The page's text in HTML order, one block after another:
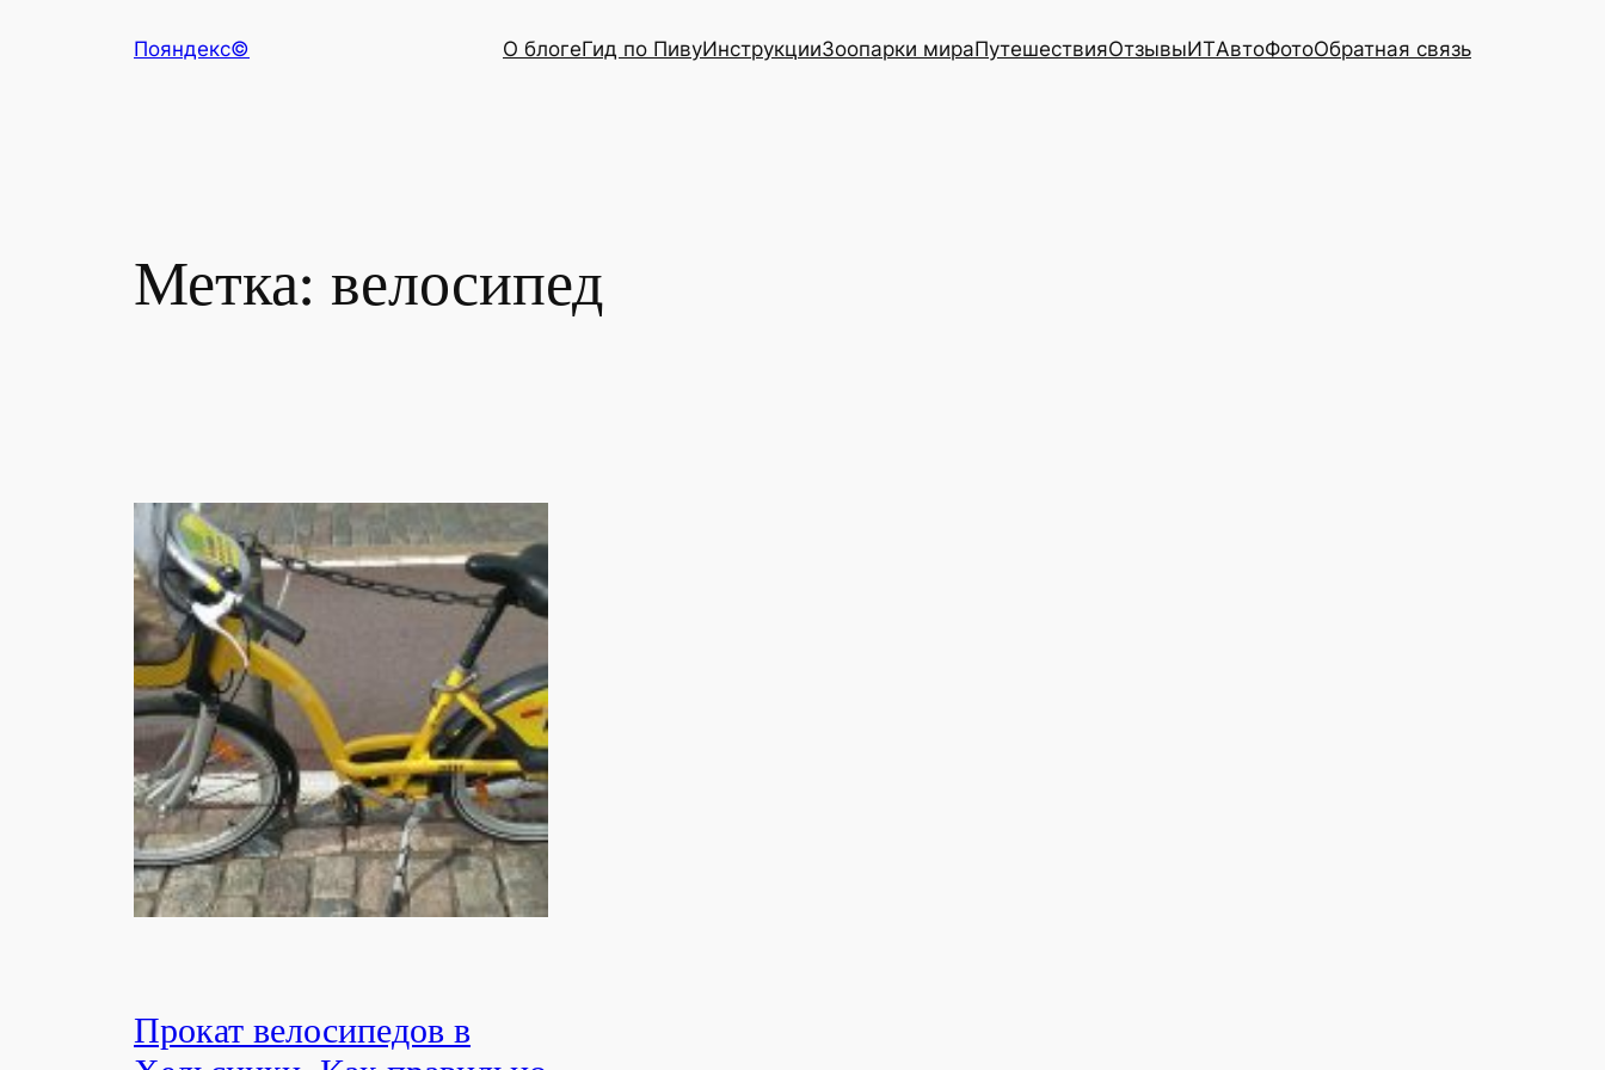
Пояндекс© О блогеГид по ПивуИнструкцииЗоопарки мираПутешествияОтзывыИТАвтоФотоОбратная связь
Метка: велосипед
Прокат велосипедов в